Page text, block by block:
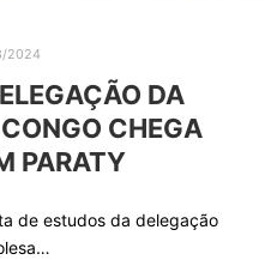
2024
DA
CHEGA
PARATY
de estudos da delegação